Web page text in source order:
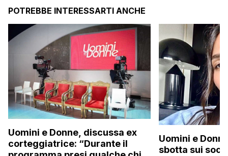
POTREBBE INTERESSARTI ANCHE
Uomini e Donne, discussa ex
corteggiatrice: “Durante il
Uomini e
sbotta sui